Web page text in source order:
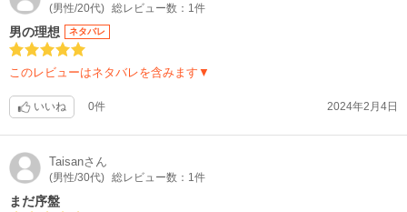
(男性/20代) 総レビュー数：1件
男の理想 ネタバレ
このレビューはネタバレを含みます▼
いいね 0件 2024年2月4日
Taisanさん
(男性/30代) 総レビュー数：1件
まだ序盤